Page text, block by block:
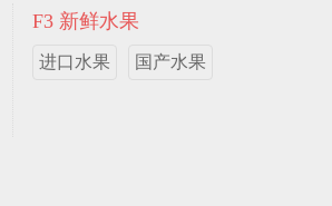
F3 新鲜水果
进口水果 国产水果